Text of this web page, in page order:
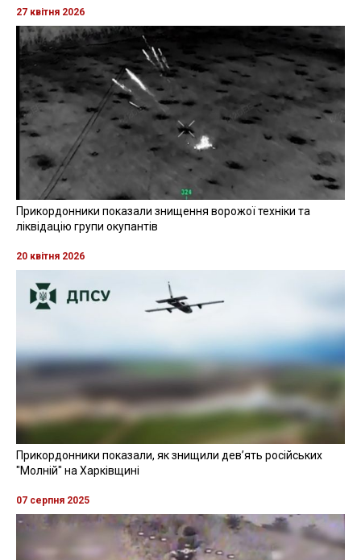
27 квітня 2026
Прикордонники показали знищення ворожої техніки та
ліквідацію групи окупантів
20 квітня 2026
Прикордонники показали, як знищили девʼять російських
"Молній" на Харківщині
07 серпня 2025